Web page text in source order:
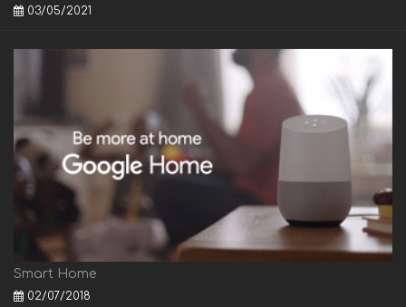
03/05/2021
Smart Home
02/07/2018